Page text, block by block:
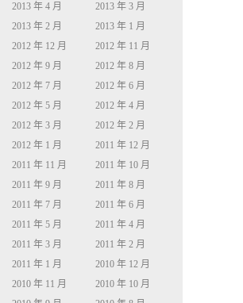
2013 年 4 月
2013 年 3 月
2013 年 2 月
2013 年 1 月
2012 年 12 月
2012 年 11 月
2012 年 9 月
2012 年 8 月
2012 年 7 月
2012 年 6 月
2012 年 5 月
2012 年 4 月
2012 年 3 月
2012 年 2 月
2012 年 1 月
2011 年 12 月
2011 年 11 月
2011 年 10 月
2011 年 9 月
2011 年 8 月
2011 年 7 月
2011 年 6 月
2011 年 5 月
2011 年 4 月
2011 年 3 月
2011 年 2 月
2011 年 1 月
2010 年 12 月
2010 年 11 月
2010 年 10 月